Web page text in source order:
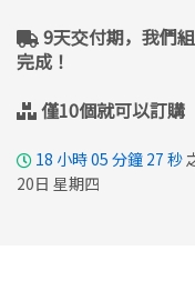
9天交付期，我們
完成！
僅10個就可以訂購
18 小時05 分鐘 26 秒
20日 星期四